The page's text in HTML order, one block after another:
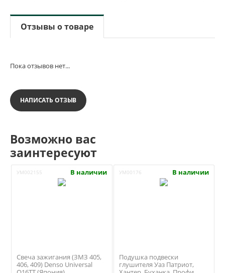
Отзывы о товаре
Пока отзывов нет...
НАПИСАТЬ ОТЗЫВ
Возможно вас
заинтересуют
УМ002155 В наличии
Свеча зажигания (ЗМЗ 405,
406, 409) Denso Universal
УМ00176 В наличии
Подушка подвески
глушителя Уаз Патриот,